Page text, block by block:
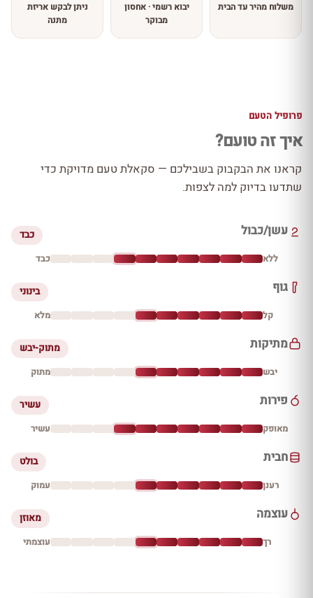
משלוח מהיר עד הבית
יבוא רשמי · אחסון
מבוקר
ניתן לבקש אריזת
מתנה
פרופיל הטעם
איך זה טועם?
קראנו את הבקבוק בשבילכם — סקאלת טעם מדויקת כדי
שתדעו בדיוק למה לצפות.
עשן/כבול כבד
ללא כבד
גוף בינוני
קל מלא
מתיקות מתוק-יבש
יבש מתוק
פירות עשיר
מאופק עשיר
חבית בולט
רענן עמוק
עוצמה מאוזן
רך עוצמתי